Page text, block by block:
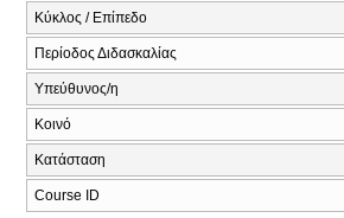
Κύκλος / Επίπεδο
Περίοδος Διδασκαλίας
Υπεύθυνος/η
Κοινό
Κατάσταση
Course ID